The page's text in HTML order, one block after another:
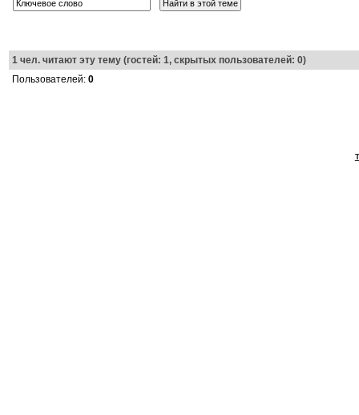
1чел. читают эту тему (гостей: 1, скрытых пользователей: 0)
Пользователей: 0